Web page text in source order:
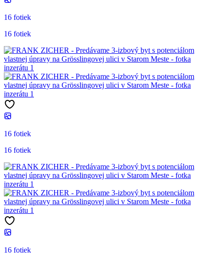
16 fotiek
16 fotiek
16 fotiek
16 fotiek
16 fotiek